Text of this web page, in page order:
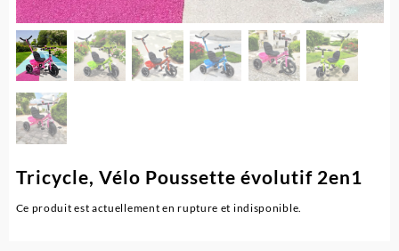
Tricycle, Vélo Poussette évolutif 2en1
Ce produit est actuellement en rupture et indisponible.